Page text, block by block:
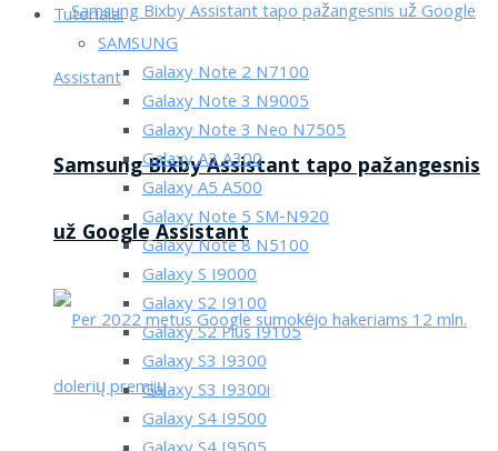
Samsung Bixby Assistant tapo pažangesnis
už Google Assistant
Tutorialai
SAMSUNG
Galaxy Note 2 N7100
Galaxy Note 3 N9005
Galaxy Note 3 Neo N7505
Galaxy A3 A300
Galaxy A5 A500
Galaxy Note 5 SM-N920
Galaxy Note 8 N5100
Galaxy S I9000
Galaxy S2 I9100
Galaxy S2 Plus I9105
Galaxy S3 I9300
Galaxy S3 I9300i
Galaxy S4 I9500